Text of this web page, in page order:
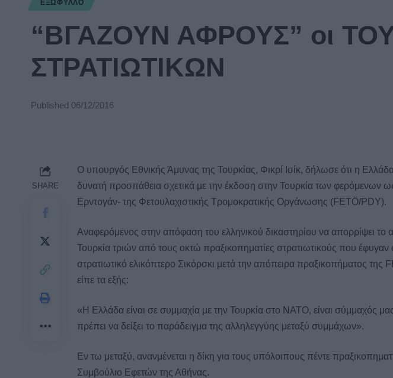
ΕΞΏΦΥΛΛΟ
“ΒΓΑΖΟΥΝ ΑΦΡΟΥΣ” οι
ΣΤΡΑΤΙΩΤΙΚΩΝ
Published 06/12/2016
SHARE
Ο υπουργός Εθνικής Άμυνας της Τουρκίας, Φικρί Ισίκ, δήλωσε ότι η
δυνατή προσπάθεια σχετικά με την έκδοση στην Τουρκία των φερόμενων
Ερντογάν- της Φετουλαχιστικής Τρομοκρατικής Οργάνωσης (FETÖ/PDY).
Αναφερόμενος στην απόφαση του ελληνικού δικαστηρίου να απορρίψει το
Τουρκία τριών από τους οκτώ πραξικοπηματίες στρατιωτικούς που
στρατιωτικό ελικόπτερο Σικόρσκι μετά την απόπειρα πραξικοπήματος της
είπε τα εξής:
«Η Ελλάδα είναι σε συμμαχία με την Τουρκία στο ΝΑΤΟ, είναι σύμμαχός
πρέπει να δείξει το παράδειγμα της αλληλεγγύης μεταξύ συμμάχων».
Εν τω μεταξύ, ανανμένεται η δίκη για τους υπόλοιπους πέντε
Συμβούλιο Εφετών της Αθήνας.